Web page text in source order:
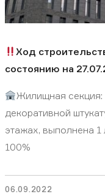
Ход
состоянию на
Жилищная секция:
декоративной
этажах, выполнена 1
100%
06.09.2022